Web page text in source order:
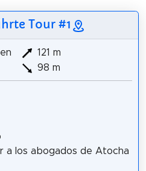
Tour #1
121 m
98 m
a los abogados de Atocha